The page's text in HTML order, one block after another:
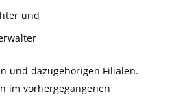
und
und dazugehörigen Filialen.
im vorhergegangenen